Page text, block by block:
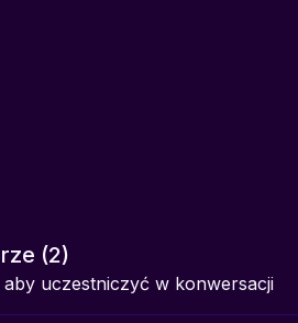
(2)
aby uczestniczyć w konwersacji